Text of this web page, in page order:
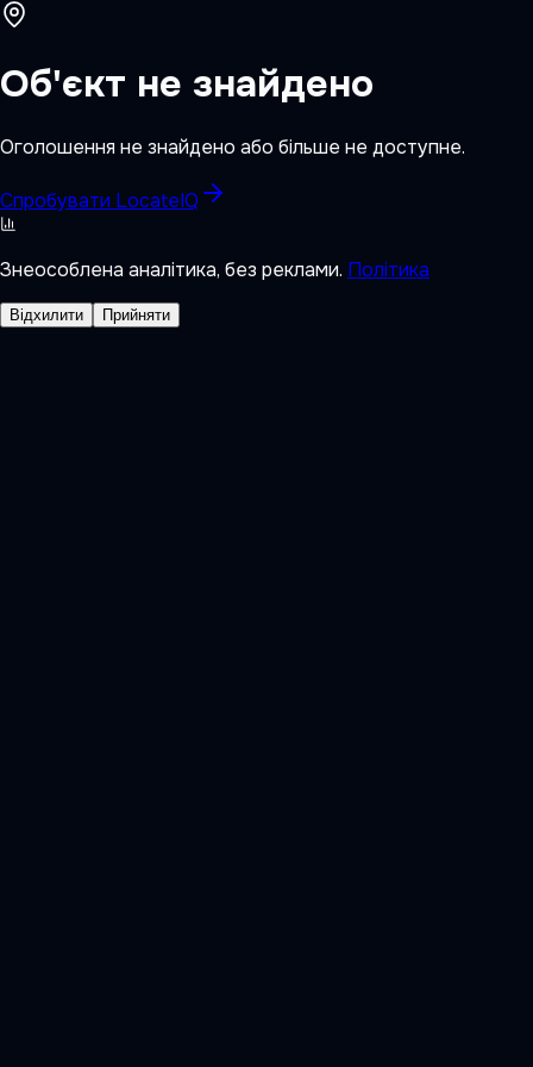
Об'єкт не знайдено
Оголошення не знайдено або більше не доступне.
Спробувати LocateIQ
Знеособлена аналітика, без реклами. Політика
Відхилити Прийняти